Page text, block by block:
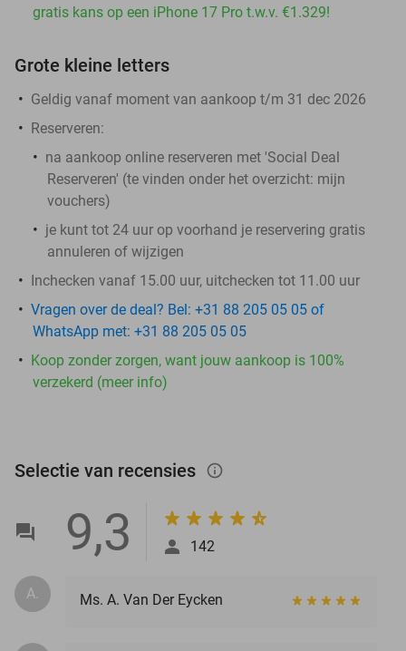
gratis kans op een iPhone 17 Pro t.w.v. €1.329!
Grote kleine letters
Geldig vanaf moment van aankoop t/m 31 dec 2026
Reserveren:
na aankoop online reserveren met 'Social Deal
Reserveren' (te vinden onder het overzicht: mijn
vouchers)
je kunt tot 24 uur op voorhand je reservering gratis
annuleren of wijzigen
Inchecken vanaf 15.00 uur, uitchecken tot 11.00 uur
Vragen over de deal? Bel: +31 88 205 05 05 of
WhatsApp met: +31 88 205 05 05
Koop zonder zorgen, want jouw aankoop is 100%
verzekerd (meer info)
Selectie van recensies info_outlined
9,3 142
A. Ms. A. Van Der Eycken